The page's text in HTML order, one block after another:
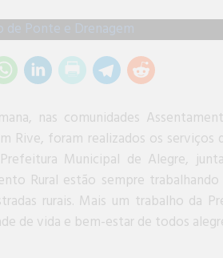
nas comunidades
Rive, foram realizados os serviços
Municipal de Alegre,
Rural estão sempre
rurais. Mais um trabalho da
de vida e bem-estar de todos